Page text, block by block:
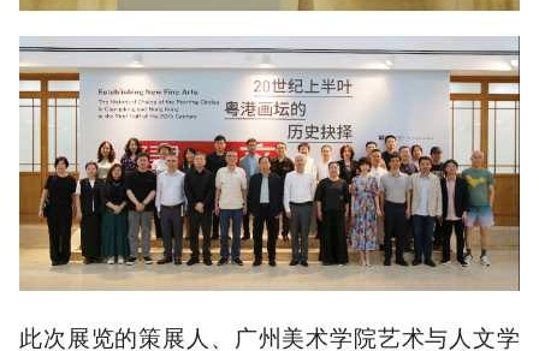
此次展览的策展人、广州美术学院艺术与人文学